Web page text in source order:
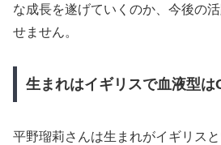
な成長を遂げていくのか、今後の
せません。
生まれはイギリスで血液型は
平野瑠莉さんは生まれがイギリス